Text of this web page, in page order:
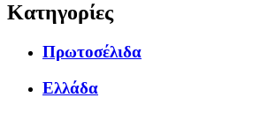
Κατηγορίες
Πρωτοσέλιδα
Ελλάδα